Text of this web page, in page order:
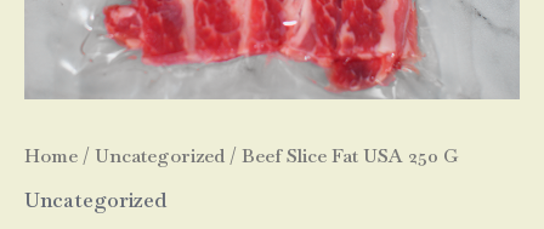
Home / Uncategorized / Beef Slice Fat USA 250 G
Uncategorized